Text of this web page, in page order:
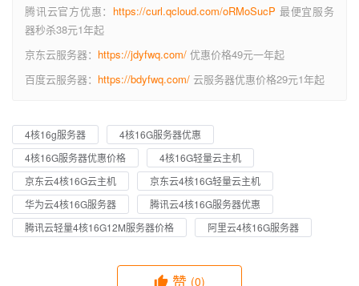
腾讯云官方优惠： https://curl.qcloud.com/oRMoSucP 最便宜服务
器秒杀38元1年起
京东云服务器： https://jdyfwq.com/ 优惠价格49元一年起
百度云服务器： https://bdyfwq.com/ 云服务器优惠价格29元1年起
4核16g服务器
4核16G服务器优惠
4核16G服务器优惠价格
4核16G轻量云主机
京东云4核16G云主机
京东云4核16G轻量云主机
华为云4核16G服务器
腾讯云4核16G服务器优惠
腾讯云轻量4核16G12M服务器价格
阿里云4核16G服务器
赞 (0)